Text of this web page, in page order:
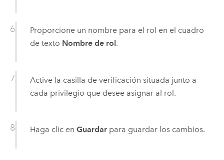
Proporcione un nombre para el rol en el cuadro
de texto Nombre de rol .
Active la casilla de verificación situada junto a
cada privilegio que desee asignar al rol.
Haga clic en Guardarpara guardar los cambios.